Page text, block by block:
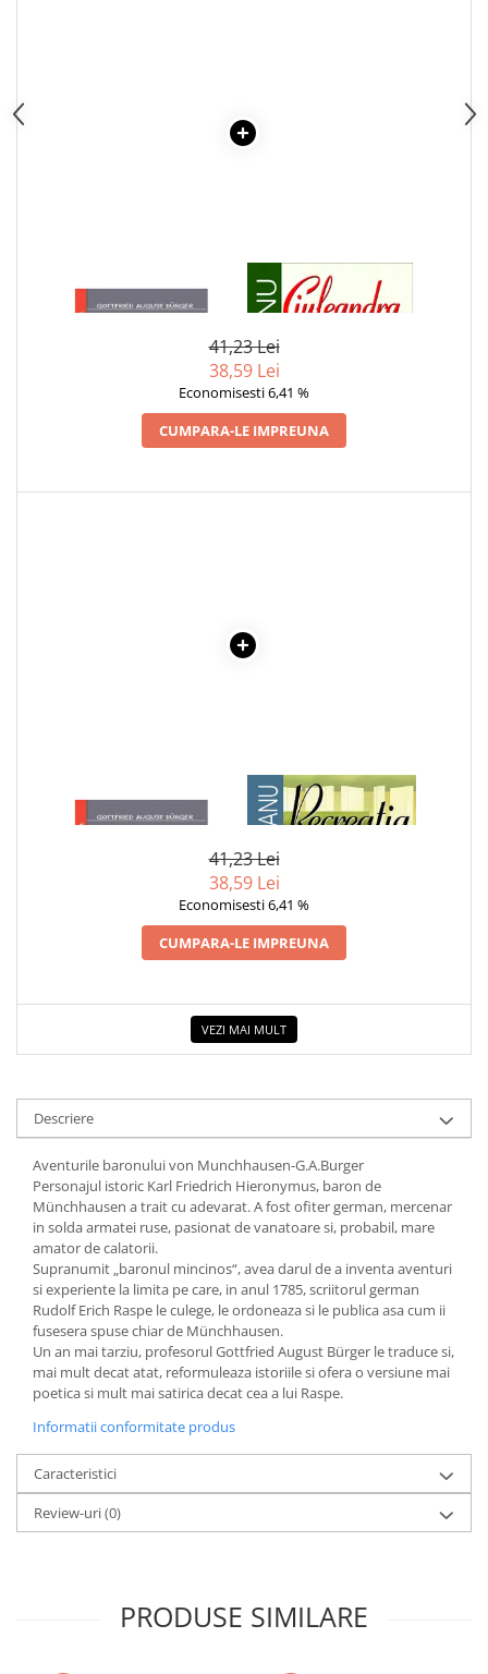
1 x AVENTURILE BARONULUI
VON MÜNCHHAUSEN
1 x CIULEANDRA
41,23 Lei
38,59 Lei
Economisesti 6,41 %
CUMPARA-LE IMPREUNA
1 x AVENTURILE BARONULUI
VON MÜNCHHAUSEN
1 x RECREATIA MARE
41,23 Lei
38,59 Lei
Economisesti 6,41 %
CUMPARA-LE IMPREUNA
VEZI MAI MULT
Descriere
Aventurile baronului von Munchhausen-G.A.Burger
Personajul istoric Karl Friedrich Hieronymus, baron de
Münchhausen a trait cu adevarat. A fost ofiter german, mercenar
in solda armatei ruse, pasionat de vanatoare si, probabil, mare
amator de calatorii.
Supranumit „baronul mincinos“, avea darul de a inventa aventuri
si experiente la limita pe care, in anul 1785, scriitorul german
Rudolf Erich Raspe le culege, le ordoneaza si le publica asa cum ii
fusesera spuse chiar de Münchhausen.
Un an mai tarziu, profesorul Gottfried August Bürger le traduce si,
mai mult decat atat, reformuleaza istoriile si ofera o versiune mai
poetica si mult mai satirica decat cea a lui Raspe.
Informatii conformitate produs
Caracteristici
Review-uri(0)
PRODUSE SIMILARE